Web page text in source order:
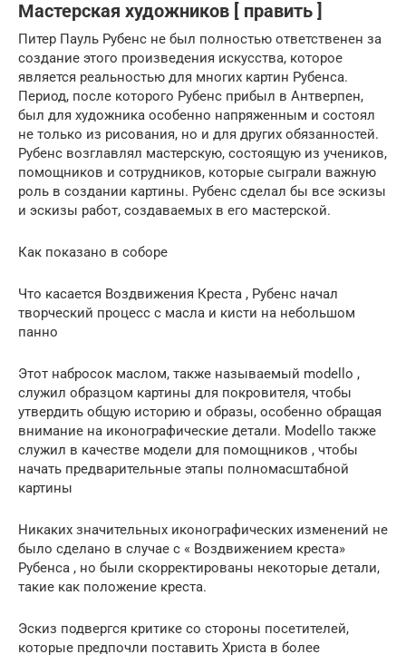
Мастерская художников [ править ]
Питер Пауль Рубенс не был полностью ответственен за
создание этого произведения искусства, которое
является реальностью для многих картин Рубенса.
Период, после которого Рубенс прибыл в Антверпен,
был для художника особенно напряженным и состоял
не только из рисования, но и для других обязанностей.
Рубенс возглавлял мастерскую, состоящую из учеников,
помощников и сотрудников, которые сыграли важную
роль в создании картины. Рубенс сделал бы все эскизы
и эскизы работ, создаваемых в его мастерской.
Как показано в соборе
Что касается Воздвижения Креста , Рубенс начал
творческий процесс с масла и кисти на небольшом
панно
Этот набросок маслом, также называемый modello ,
служил образцом картины для покровителя, чтобы
утвердить общую историю и образы, особенно обращая
внимание на иконографические детали. Modello также
служил в качестве модели для помощников , чтобы
начать предварительные этапы полномасштабной
картины
Никаких значительных иконографических изменений не
было сделано в случае с « Воздвижением креста»
Рубенса , но были скорректированы некоторые детали,
такие как положение креста.
Эскиз подвергся критике со стороны посетителей,
которые предпочли поставить Христа в более